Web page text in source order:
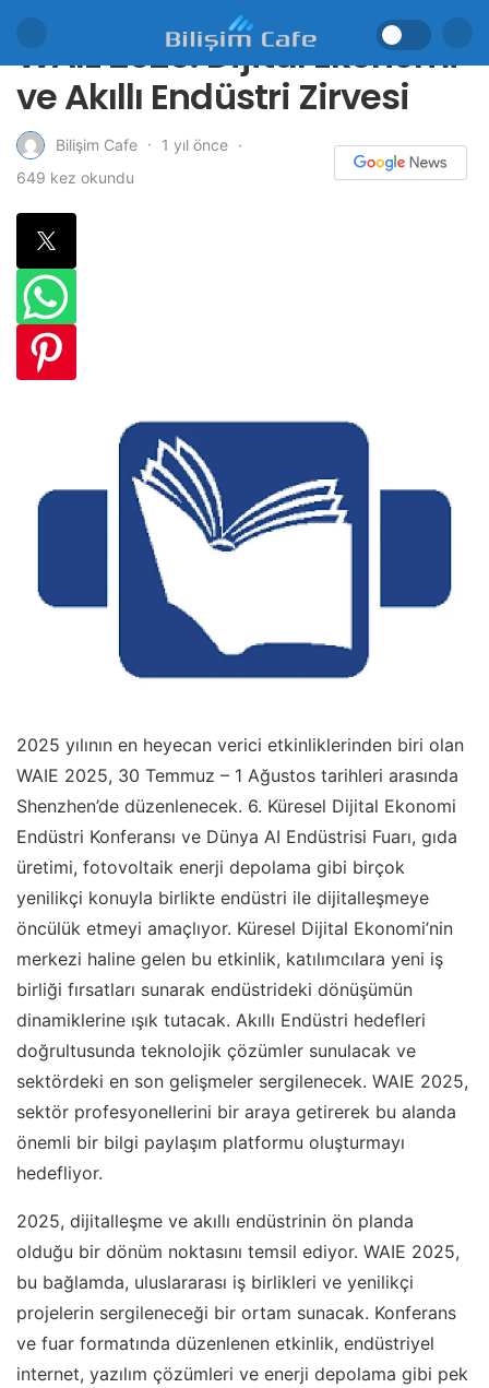
WAIE 2025: Dijital Ekonomi
ve Akıllı Endüstri Zirvesi
Bilişim Cafe
1 yıl önce
649 kez okundu
2025 yılının en heyecan verici etkinliklerinden biri olan
WAIE 2025, 30 Temmuz – 1 Ağustos tarihleri arasında
Shenzhen’de düzenlenecek. 6. Küresel Dijital Ekonomi
Endüstri Konferansı ve Dünya AI Endüstrisi Fuarı, gıda
üretimi, fotovoltaik enerji depolama gibi birçok
yenilikçi konuyla birlikte endüstri ile dijitalleşmeye
öncülük etmeyi amaçlıyor. Küresel Dijital Ekonomi’nin
merkezi haline gelen bu etkinlik, katılımcılara yeni iş
birliği fırsatları sunarak endüstrideki dönüşümün
dinamiklerine ışık tutacak. Akıllı Endüstri hedefleri
doğrultusunda teknolojik çözümler sunulacak ve
sektördeki en son gelişmeler sergilenecek. WAIE 2025,
sektör profesyonellerini bir araya getirerek bu alanda
önemli bir bilgi paylaşım platformu oluşturmayı
hedefliyor.
2025, dijitalleşme ve akıllı endüstrinin ön planda
olduğu bir dönüm noktasını temsil ediyor. WAIE 2025,
bu bağlamda, uluslararası iş birlikleri ve yenilikçi
projelerin sergileneceği bir ortam sunacak. Konferans
ve fuar formatında düzenlenen etkinlik, endüstriyel
internet, yazılım çözümleri ve enerji depolama gibi pek